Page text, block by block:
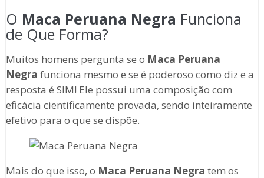
O Maca Peruana Negra Funciona
de Que Forma?
Muitos homens pergunta se o Maca Peruana
Negra funciona mesmo e se é poderoso como diz e a
resposta é SIM! Ele possui uma composição com
eficácia cientificamente provada, sendo inteiramente
efetivo para o que se dispõe.
Mais do que isso, o Maca Peruana Negra tem os